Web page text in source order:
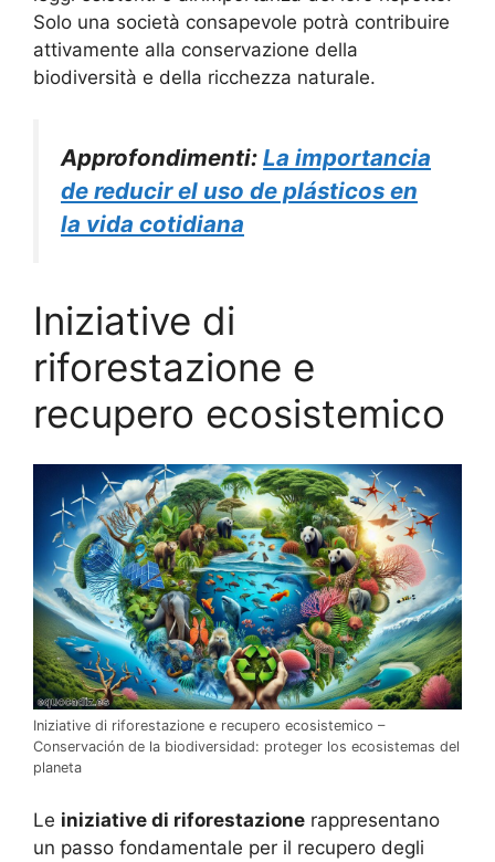
Solo una società consapevole potrà contribuire
attivamente alla conservazione della
biodiversità e della ricchezza naturale.
Approfondimenti: La importancia
de reducir el uso de plásticos en
la vida cotidiana
Iniziative di
riforestazione e
recupero ecosistemico
Iniziative di riforestazione e recupero ecosistemico –
Conservación de la biodiversidad: proteger los ecosistemas del
planeta
Le iniziative di riforestazione rappresentano
un passo fondamentale per il recupero degli